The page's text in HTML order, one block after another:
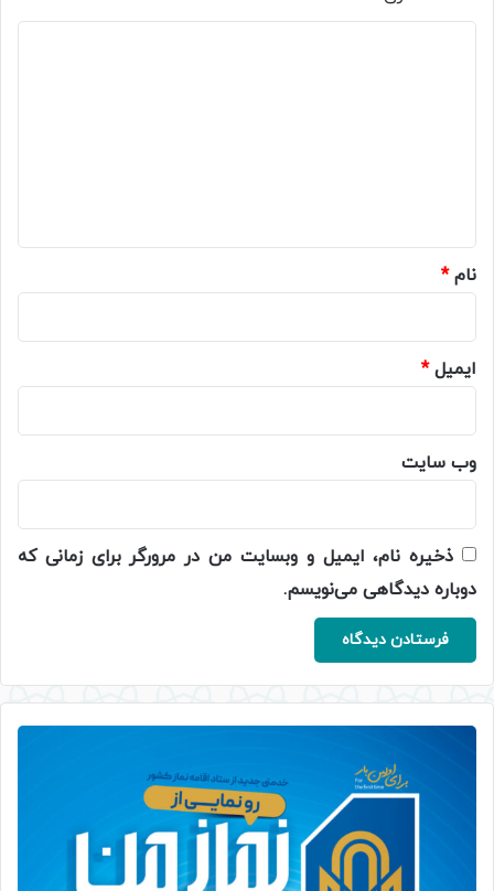
نام*
ایمیل*
وب‌ سایت
ذخیره نام، ایمیل و وبسایت من در مرورگر برای زمانی که
دوباره دیدگاهی می‌نویسم.